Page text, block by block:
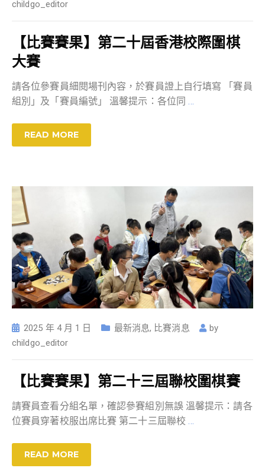
childgo_editor
【比賽賽果】第二十屆香港校際圍棋
大賽
請各位參賽員細閱場刊內容，於賽員證上自行填寫 「賽員
組別」及「賽員編號」 溫馨提示：各位同…
READ MORE
2025 年 4 月 1 日 最新消息, 比賽消息
by
childgo_editor
【比賽賽果】第二十三屆聯校圍棋賽
請賽員查看分組名單，確認參賽組別無誤 溫馨提示：請各
位賽員穿著校服出席比賽 第二十三屆聯校…
READ MORE